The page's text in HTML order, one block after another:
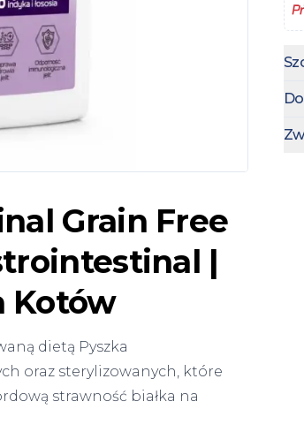
Grain Free
|
Kotów
dietą Pyszka
oraz sterylizowanych, które
strawność białka na